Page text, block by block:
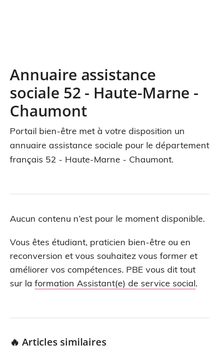
Annuaire assistance
sociale 52 - Haute-Marne -
Chaumont
Portail bien-être met à votre disposition un
annuaire assistance sociale pour le département
français 52 - Haute-Marne - Chaumont.
Aucun contenu n’est pour le moment disponible.
Vous êtes étudiant, praticien bien-être ou en
reconversion et vous souhaitez vous former et
améliorer vos compétences. PBE vous dit tout
sur la formation Assistant(e) de service social.
🔥 Articles similaires